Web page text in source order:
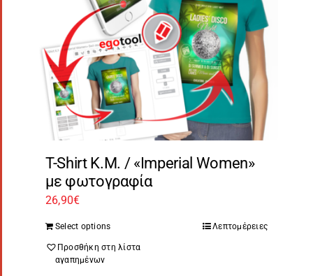
T-Shirt Κ.Μ. / «Imperial Women»
με φωτογραφία
26,90€
Select options Λεπτομέρειες
Προσθήκη στη λίστα
αγαπημένων